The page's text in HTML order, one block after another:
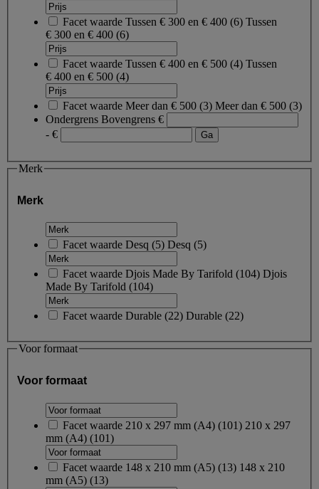
Facet waarde Tussen € 300 en € 400 (6) Tussen
€ 300 en € 400 (6)
Facet waarde Tussen € 400 en € 500 (4) Tussen
€ 400 en € 500 (4)
Facet waarde Meer dan € 500 (3) Meer dan € 500 (3)
Ondergrens Bovengrens €
- €
Merk
Merk
Facet waarde Desq (5) Desq (5)
Facet waarde Djois Made By Tarifold (104) Djois
Made By Tarifold (104)
Facet waarde Durable (22) Durable (22)
Voor formaat
Voor formaat
Facet waarde 210 x 297 mm (A4) (101) 210 x 297
mm (A4) (101)
Facet waarde 148 x 210 mm (A5) (13) 148 x 210
mm (A5) (13)